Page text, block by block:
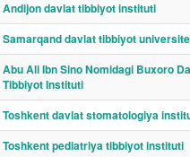
Andijon davlat tibbiyot instituti
Samarqand davlat tibbiyot
Abu Ali Ibn Sino Nomidagi Buxoro
Tibbiyot Instituti
Toshkent davlat stomatologiya
Toshkent pediatriya tibbiyot instituti